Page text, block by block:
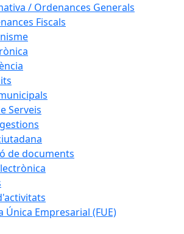
/ Ordenances Generals
Fiscals
Serveis
de documents
Única Empresarial (FUE)